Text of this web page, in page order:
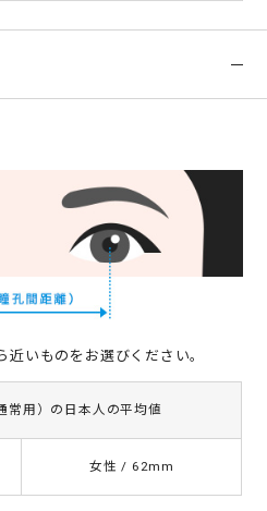
いものをお選びください。
常用）の日本人の平均値
女性 / 62mm